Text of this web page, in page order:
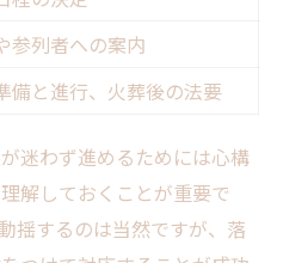
参列者への案内
備と進行、火葬後の法要
迷わず進めるためには心構
解しておくことが重要で
揺するのは当然ですが、落